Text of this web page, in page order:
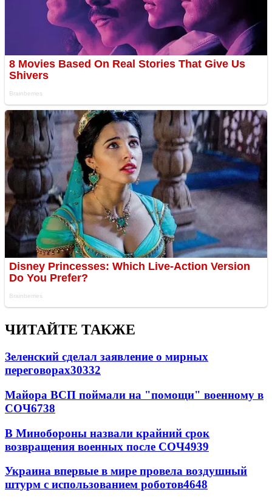
ЧИТАЙТЕ ТАКЖЕ
Зеленский сделал заявление о мирных
переговорах30332
Майора ВСП поймали на "помощи" военному в
СОЧ6738
В Минобороны назвали крайний срок
возвращения военных после СОЧ4939
Украина впервые в мире провела воздушный
штурм с использованием роботов4648